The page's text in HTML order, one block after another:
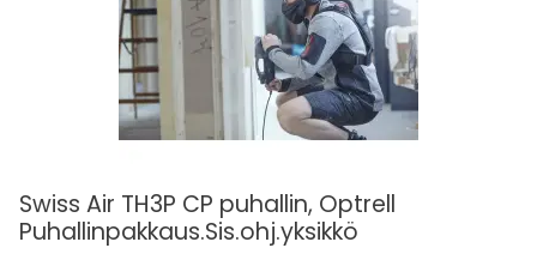
Swiss Air TH3P CP puhallin, Optrell
Puhallinpakkaus.Sis.ohj.yksikkö